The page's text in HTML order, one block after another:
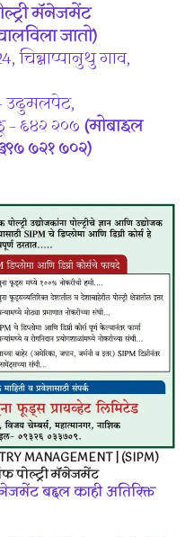
मॅनेजमेंट
जातो)
चिन्नाप्पानुथु गाव,
उदुमलपेट,
– ६४२ २०७ (मोबाइल
७२१ ७०२)
MANAGEMENT | (SIPM)
पोल्ट्री मॅनेजमेंट
बद्दल काही अतिरिक्त